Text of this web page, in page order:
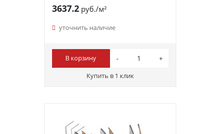
3637.2руб./м²
уточнить наличие
В корзину
Купить в 1 клик